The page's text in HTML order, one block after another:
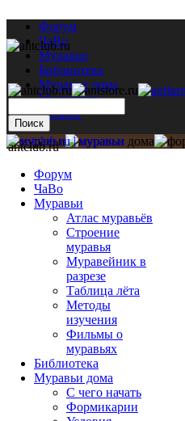
Форум
ЧаВо
Муравьи
Библиотека
Муравьи дома
Мастерская
Каталог
antclub.ru
Форум
ЧаВо
Муравьи
Атлас муравьёв
Строение
муравья
Муравейник в
разрезе
Таблица лёта
Методы
изучения
Фильмы о
муравьях
Библиотека
Муравьи дома
С чего начать
Формикарии